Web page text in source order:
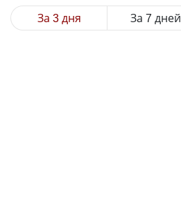
За 3 дня За 7 дней